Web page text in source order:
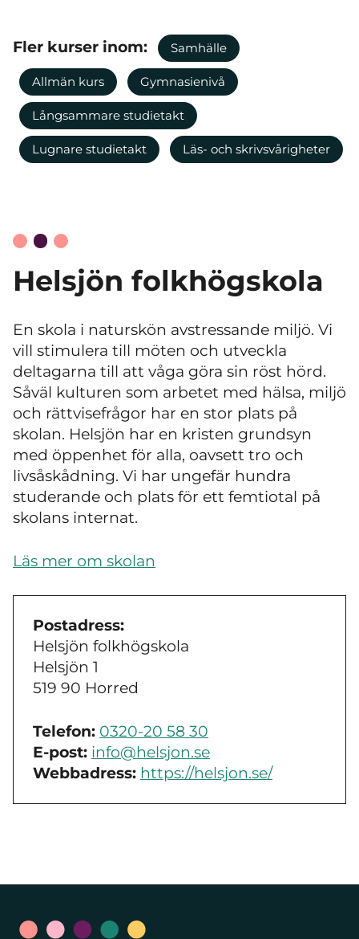
Fler kurser inom: Samhälle
Allmän kurs Gymnasienivå
Långsammare studietakt
Lugnare studietakt Läs- och skrivsvårigheter
Helsjön folkhögskola
En skola i naturskön avstressande miljö. Vi
vill stimulera till möten och utveckla
deltagarna till att våga göra sin röst hörd.
Såväl kulturen som arbetet med hälsa, miljö
och rättvisefrågor har en stor plats på
skolan. Helsjön har en kristen grundsyn
med öppenhet för alla, oavsett tro och
livsåskådning. Vi har ungefär hundra
studerande och plats för ett femtiotal på
skolans internat.
Läs mer om skolan
Postadress:
Helsjön folkhögskola
Helsjön 1
519 90 Horred
Telefon: 0320-20 58 30
E-post: info@helsjon.se
Webbadress: https://helsjon.se/